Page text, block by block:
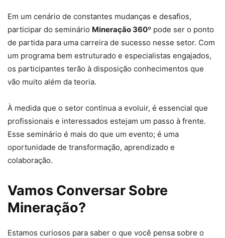
Em um cenário de constantes mudanças e desafios,
participar do seminário Mineração 360º pode ser o ponto
de partida para uma carreira de sucesso nesse setor. Com
um programa bem estruturado e especialistas engajados,
os participantes terão à disposição conhecimentos que
vão muito além da teoria.
À medida que o setor continua a evoluir, é essencial que
profissionais e interessados estejam um passo à frente.
Esse seminário é mais do que um evento; é uma
oportunidade de transformação, aprendizado e
colaboração.
Vamos Conversar Sobre
Mineração?
Estamos curiosos para saber o que você pensa sobre o